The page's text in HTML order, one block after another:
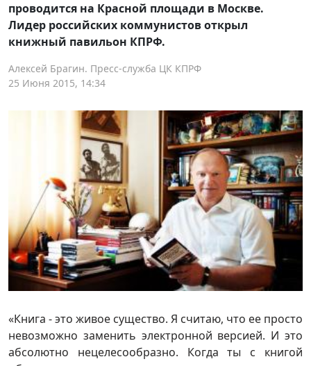
проводится на Красной площади в Москве.
Лидер российских коммунистов открыл
книжный павильон КПРФ.
Алексей Брагин. Пресс-служба ЦК КПРФ
25 Июня 2015, 14:34
«Книга - это живое существо. Я считаю, что ее просто
невозможно заменить электронной версией. И это
абсолютно нецелесообразно. Когда ты с книгой